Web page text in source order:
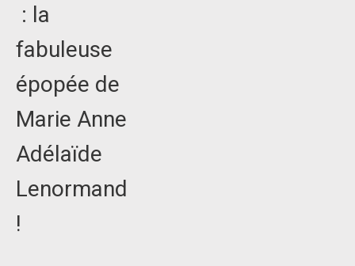
: la
fabuleuse
épopée de
Marie Anne
Adélaïde
Lenormand
!